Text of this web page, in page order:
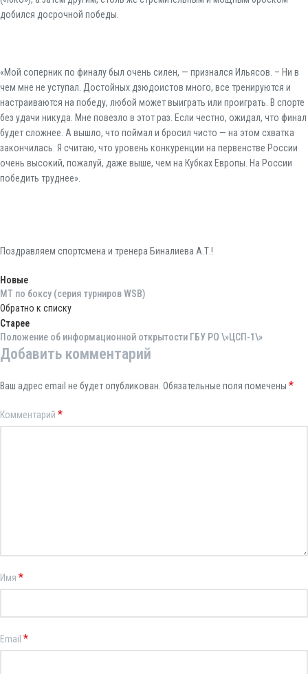
добился досрочной победы.
«Мой соперник по финалу был очень силен, — признался Ильясов. – Ни в
чем мне не уступал. Достойных дзюдоистов много, все тренируются и
настраиваются на победу, любой может выиграть или проиграть. В спорте
без удачи никуда. Мне повезло в этот раз. Если честно, ожидал, что финал
будет сложнее. А вышло, что поймал и бросил чисто — на этом схватка
закончилась. Я считаю, что уровень конкуренции на первенстве России
очень высокий, пожалуй, даже выше, чем на Кубках Европы. На России
победить труднее».
Поздравляем спортсмена и тренера Биналиева А.Т.!
Новые
МТ по боксу (серия турниров WSB)
Обратно к списку
Старее
Положение об информационной открытости ГБУ РО \»ЦСП-1\»
Добавить комментарий
Ваш адрес email не будет опубликован. Обязательные поля помечены *
Комментарий *
Имя *
Email *